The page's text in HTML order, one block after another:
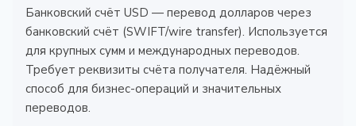
Банковский счёт USD — перевод долларов через
банковский счёт (SWIFT/wire transfer). Используется
для крупных сумм и международных переводов.
Требует реквизиты счёта получателя. Надёжный
способ для бизнес-операций и значительных
переводов.